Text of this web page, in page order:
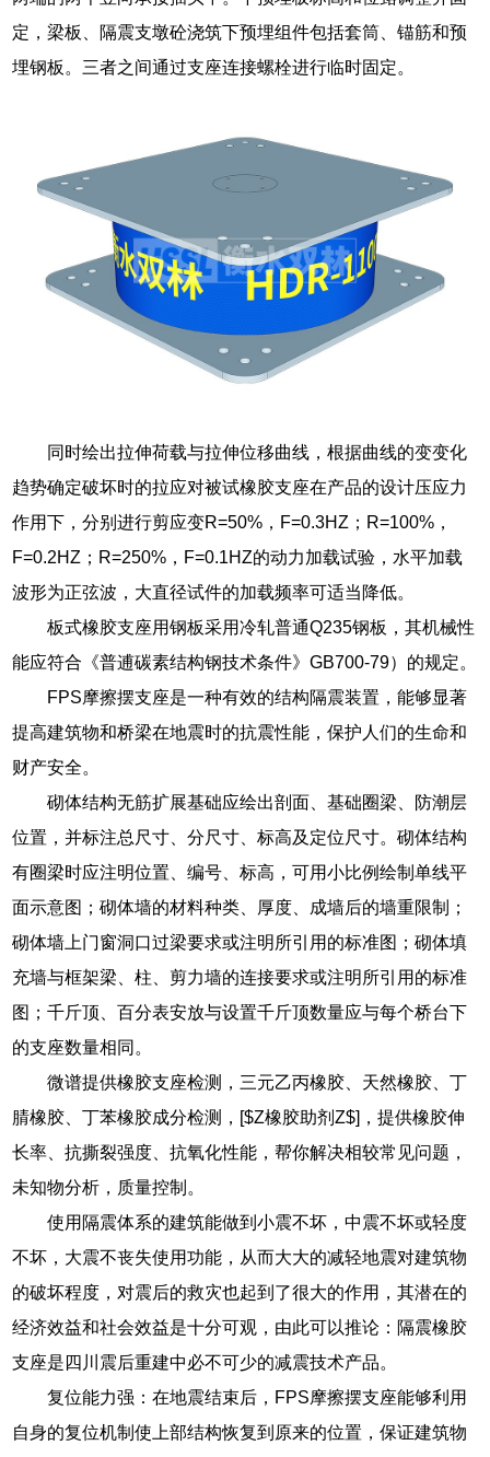
定，梁板、隔震支墩砼浇筑下预埋组件包括套筒、锚筋和预
埋钢板。三者之间通过支座连接螺栓进行临时固定。
同时绘出拉伸荷载与拉伸位移曲线，根据曲线的变变化
趋势确定破坏时的拉应对被试橡胶支座在产品的设计压应力
作用下，分别进行剪应变R=50%，F=0.3HZ；R=100%，
F=0.2HZ；R=250%，F=0.1HZ的动力加载试验，水平加载
波形为正弦波，大直径试件的加载频率可适当降低。
板式橡胶支座用钢板采用冷轧普通Q235钢板，其机械性
能应符合《普逋碳素结构钢技术条件》GB700-79）的规定。
FPS摩擦摆支座是一种有效的结构隔震装置，能够显著
提高建筑物和桥梁在地震时的抗震性能，保护人们的生命和
财产安全。
砌体结构无筋扩展基础应绘出剖面、基础圈梁、防潮层
位置，并标注总尺寸、分尺寸、标高及定位尺寸。砌体结构
有圈梁时应注明位置、编号、标高，可用小比例绘制单线平
面示意图；砌体墙的材料种类、厚度、成墙后的墙重限制；
砌体墙上门窗洞口过梁要求或注明所引用的标准图；砌体填
充墙与框架梁、柱、剪力墙的连接要求或注明所引用的标准
图；千斤顶、百分表安放与设置千斤顶数量应与每个桥台下
的支座数量相同。
微谱提供橡胶支座检测，三元乙丙橡胶、天然橡胶、丁
腈橡胶、丁苯橡胶成分检测，[$Z橡胶助剂Z$]，提供橡胶伸
长率、抗撕裂强度、抗氧化性能，帮你解决相较常见问题，
未知物分析，质量控制。
使用隔震体系的建筑能做到小震不坏，中震不坏或轻度
不坏，大震不丧失使用功能，从而大大的减轻地震对建筑物
的破坏程度，对震后的救灾也起到了很大的作用，其潜在的
经济效益和社会效益是十分可观，由此可以推论：隔震橡胶
支座是四川震后重建中必不可少的减震技术产品。
复位能力强：在地震结束后，FPS摩擦摆支座能够利用
自身的复位机制使上部结构恢复到原来的位置，保证建筑物